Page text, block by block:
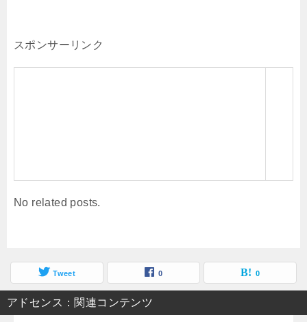
スポンサーリンク
No related posts.
Tweet 0 0
アドセンス：関連コンテンツ